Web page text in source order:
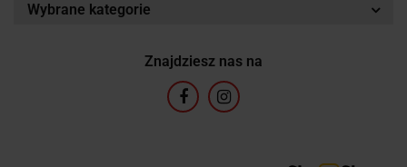
Wybrane kategorie
Znajdziesz nas na